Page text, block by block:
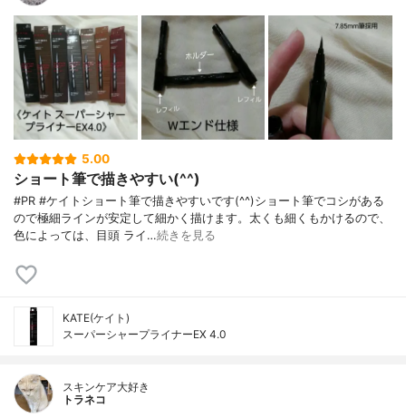
5.00
ショート筆で描きやすい(^^)
#PR #ケイトショート筆で描きやすいです(^^)ショート筆でコシがある
ので極細ラインが安定して細かく描けます。太くも細くもかけるので、
色によっては、目頭 ライ…続きを見る
KATE(ケイト)
スーパーシャープライナーEX 4.0
スキンケア大好き
トラネコ